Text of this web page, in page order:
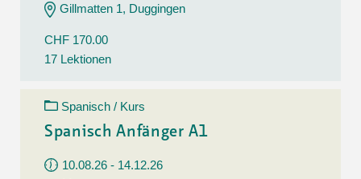
Gillmatten 1, Duggingen
CHF 170.00
17 Lektionen
Spanisch / Kurs
Spanisch Anfänger A1
10.08.26 - 14.12.26